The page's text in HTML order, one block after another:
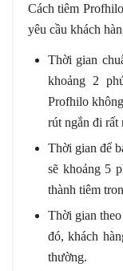
Cách tiêm
yêu cầu khách
Thời gian
khoảng 2
Profhilo
rút ngắn đi rất
Thời gian để
sẽ khoảng 5
thành tiêm
Thời gian
đó, khách
thường.